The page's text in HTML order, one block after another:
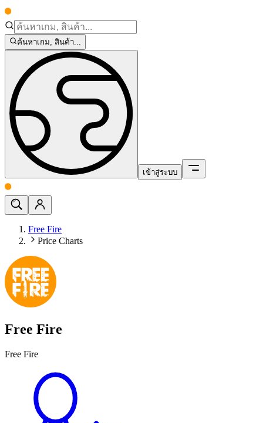
ค้นหาเกม, สินค้า...
เข้าสู่ระบบ
Free Fire
Price Charts
Free Fire
Free Fire